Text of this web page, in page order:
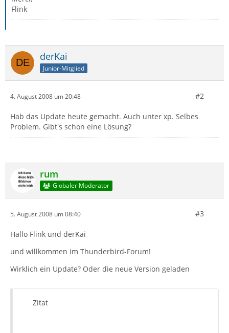
Flink
derKai
Junior-Mitglied
4. August 2008 um 20:48 #2
Hab das Update heute gemacht. Auch unter xp. Selbes
Problem. Gibt's schon eine Lösung?
rum
Globaler Moderator
5. August 2008 um 08:40 #3
Hallo Flink und derKai
und willkommen im Thunderbird-Forum!
Wirklich ein Update? Oder die neue Version geladen
Zitat